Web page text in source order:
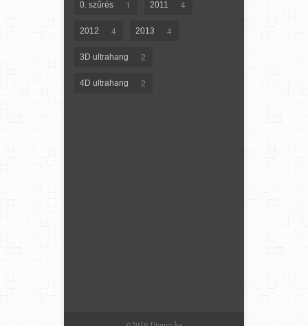
0. szűrés 1 2011 4
2012 4 2013 4
3D ultrahang 2
4D ultrahang 2